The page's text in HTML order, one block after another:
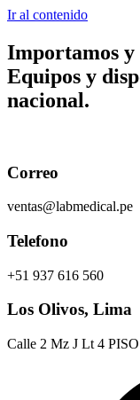
Ir al contenido
Importamos
Equipos y
nacional.
Correo
ventas@labmedical.pe
Telefono
+51 937 616 560
Los Olivos, Lima
Calle 2 Mz J Lt 4